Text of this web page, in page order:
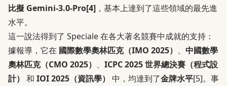
比擬 Gemini-3.0-Pro[4] ，基本上達到了這些領域的最先進
水平。
這一說法得到了 Speciale 在各大著名競賽中成就的支持：
據報導，它在 國際數學奧林匹克（IMO 2025） 、 中國數學
奧林匹克（CMO 2025） 、 ICPC 2025 世界總決賽（程式設
計） 和 IOI 2025（資訊學） 中，均達到了金牌水平[5]。事